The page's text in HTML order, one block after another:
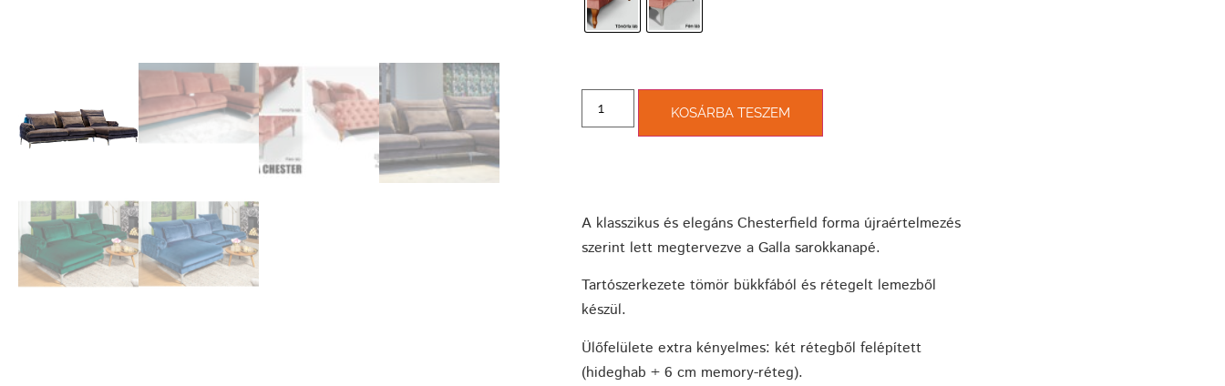
KOSÁRBA TESZEM
A klasszikus és elegáns Chesterfield forma újraértelmezés
szerint lett megtervezve a Galla sarokkanapé.
Tartószerkezete tömör bükkfából és rétegelt lemezből
készül.
Ülőfelülete extra kényelmes: két rétegből felépített
(hideghab + 6 cm memory-réteg).